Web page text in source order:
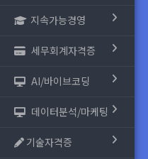
지속가능경영
세무회계자격증
AI/바이브코딩
데이터분석/마케팅
기술자격증